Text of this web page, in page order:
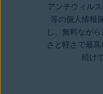
アンチウィル
等の個人情報
し、無料なが
さと軽さで最
続け